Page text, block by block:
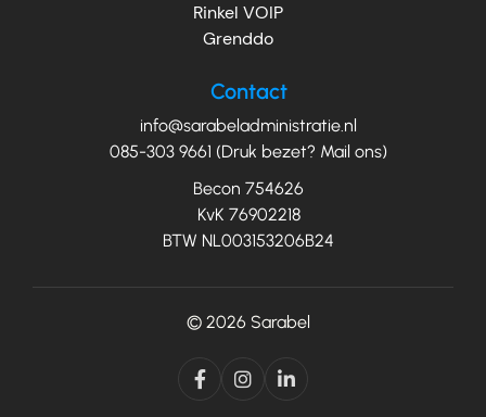
Rinkel VOIP
Grenddo
Contact
info@sarabeladministratie.nl
085-303 9661 (Druk bezet? Mail ons)
Becon 754626
KvK 76902218
BTW NL003153206B24
© 2026 Sarabel
  